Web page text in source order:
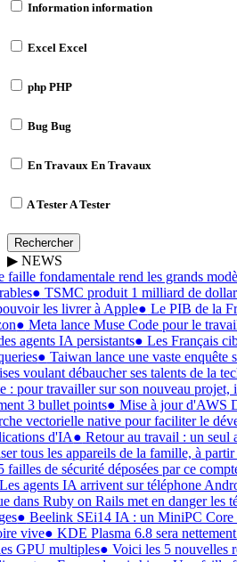
Information information
Excel Excel
php PHP
Bug Bug
En Travaux En Travaux
A TesterA Tester
Rechercher
▶ NEWS
fondamentale rend les grands
●TSMC produit 1 milliard de
les livrer à Apple●Le PIB de la
●Meta lance Muse Code pour le
agents IA persistants●Les Français
●Taiwan lance une vaste enquête
voulant débaucher ses talents de la
: pour travailler sur son nouveau projet,
3 bullet points●Mise à jour d'AWS
vectorielle native pour faciliter le
d'IA●Retour au travail : un seul
tous les appareils de la famille, à
failles de sécurité déposées par ce
agents IA arrivent sur téléphone
dans Ruby on Rails met en danger les
●Beelink SEi14 IA : un MiniPC Core
vive●KDE Plasma 6.8 sera
GPU multiples●Voici les 5 nouvelles